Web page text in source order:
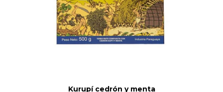
Kurupí cedrón y menta